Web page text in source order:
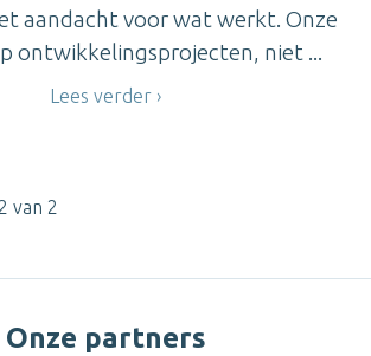
aandacht voor wat werkt. Onze
ontwikkelingsprojecten, niet ...
Lees verder
van 2
Onze partners